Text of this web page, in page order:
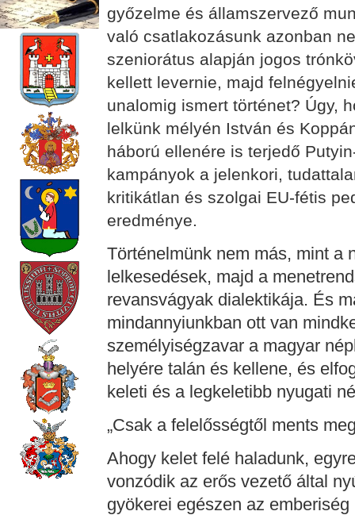
győzelme és államszervező
való csatlakozásunk azonban
szeniorátus alapján jogos
kellett levernie, majd
unalomig ismert történet? Úgy,
lelkünk mélyén István és
háború ellenére is terjedő
kampányok a jelenkori,
kritikátlan és szolgai EU-fétis
eredménye.
Történelmünk nem más, mint a
lelkesedések, majd a
revansvágyak dialektikája. És
mindannyiunkban ott van
személyiségzavar a magyar
helyére talán és kellene, és
keleti és a legkeletibb nyugati
„Csak a felelősségtől ments
Ahogy kelet felé haladunk,
vonzódik az erős vezető által
gyökerei egészen az